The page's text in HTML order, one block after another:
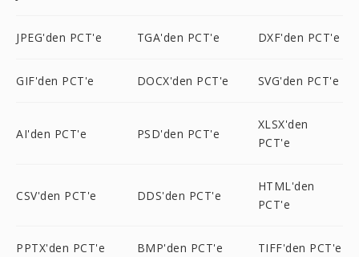
JPEG'den PCT'e TGA'den PCT'e DXF'den PCT'e
GIF'den PCT'e DOCX'den PCT'e SVG'den PCT'e
AI'den PCT'e PSD'den PCT'e
XLSX'den
PCT'e
CSV'den PCT'e DDS'den PCT'e
HTML'den
PCT'e
PPTX'den PCT'e BMP'den PCT'e TIFF'den PCT'e